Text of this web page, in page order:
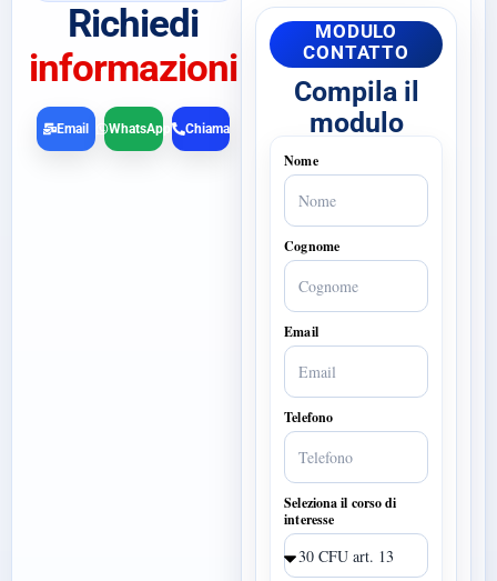
Richiedi
informazioni
Chiama
Email WhatsApp
MODULO
CONTATTO
Compila il
modulo
Nome
Cognome
Email
Telefono
Seleziona il corso di
interesse